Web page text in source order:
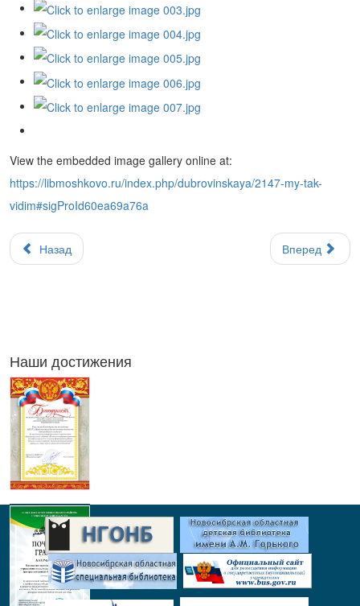
View the embedded image gallery online at:
https://libmoshkovo.ru/index.php/dubrovinskaya/2147-my-tak-
vidim#sigProId60ea69a76a
Назад Вперед
Наши достижения